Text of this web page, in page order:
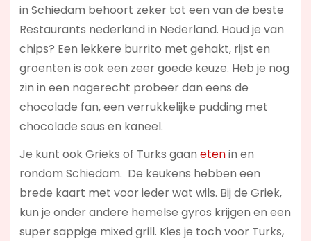
in Schiedam behoort zeker tot een van de beste
Restaurants nederland in Nederland. Houd je van
chips? Een lekkere burrito met gehakt, rijst en
groenten is ook een zeer goede keuze. Heb je nog
zin in een nagerecht probeer dan eens de
chocolade fan, een verrukkelijke pudding met
chocolade saus en kaneel.
Je kunt ook Grieks of Turks gaan etenin en
rondom Schiedam. De keukens hebben een
brede kaart met voor ieder wat wils. Bij de Griek,
kun je onder andere hemelse gyros krijgen en een
super sappige mixed grill. Kies je toch voor Turks,